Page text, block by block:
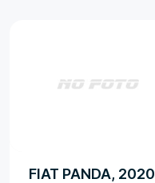
FIAT PANDA, 2020